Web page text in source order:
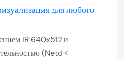
для любого
IR 640x512 и
(Netd <